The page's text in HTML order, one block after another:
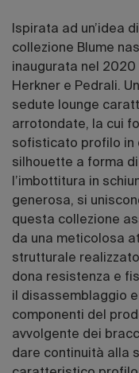
Ispirata ad un’idea
collezione Blume
inaugurata nel
Herkner e Pedrali.
sedute lounge
arrotondate, la cui
sofisticato profilo in
silhouette a forma
l’imbottitura in
generosa, si
questa collezione
da una meticolosa
strutturale
dona resistenza e
il disassemblaggio
componenti del
avvolgente dei
dare continuità alla